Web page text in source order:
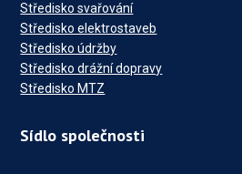
Středisko svařování
Středisko elektrostaveb
Středisko údržby
Středisko drážní dopravy
Středisko MTZ
Sídlo společnosti